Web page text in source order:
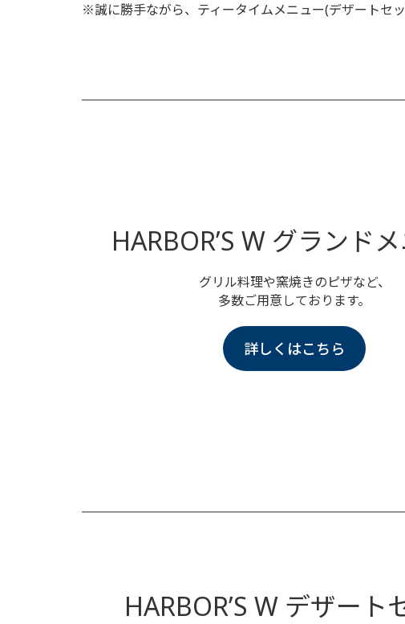
※誠に勝手ながら、ティータイムメニュー(デザートセ
HARBOR’S W グランド
グリル料理や窯焼きのピザなど、
多数ご用意しております。
詳しくはこちら
HARBOR’S W デザート